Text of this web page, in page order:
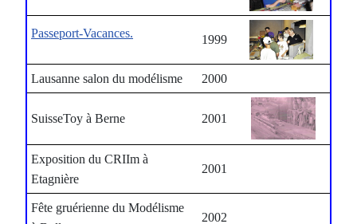
Passeport-Vacances. 1999
Lausanne salon du modélisme 2000
SuisseToy à Berne 2001
Exposition du CRIIm à
Etagnière
2001
Fête gruérienne du Modélisme
2002